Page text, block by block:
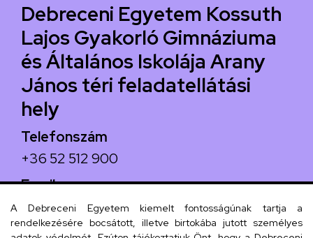
Debreceni Egyetem Kossuth
Lajos Gyakorló Gimnáziuma
és Általános Iskolája Arany
János téri feladatellátási
hely
Telefonszám
+36 52 512 900
Email
arany.titkarsag@arany-alt.unideb.hu
Cím
A Debreceni Egyetem kiemelt fontosságúnak tartja a
rendelkezésére bocsátott, illetve birtokába jutott személyes